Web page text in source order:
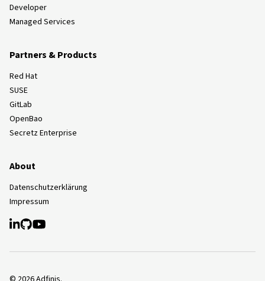
Developer
Managed Services
Partners & Products
Red Hat
SUSE
GitLab
OpenBao
Secretz Enterprise
About
Datenschutzerklärung
Impressum